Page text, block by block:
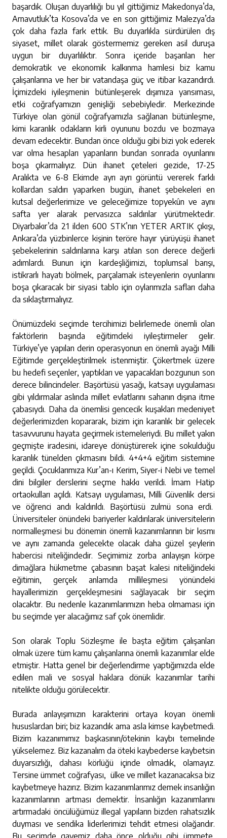
başardık. Oluşan duyarlılığı bu yıl gittiğimiz Makedonya’da,
Arnavutluk’ta Kosova’da ve en son gittiğimiz Malezya’da
çok daha fazla fark ettik. Bu duyarlıkla sürdürülen dış
siyaset, millet olarak göstermemiz gereken asil duruşa
uygun bir duyarlılıktır. Sonra içeride başarılan her
demokratik ve ekonomik kalkınma hamlesi biz kamu
çalışanlarına ve her bir vatandaşa güç ve itibar kazandırdı.
İçimizdeki iyileşmenin bütünleşerek dışımıza yansıması,
etki coğrafyamızın genişliği sebebiyledir. Merkezinde
Türkiye olan gönül coğrafyamızla sağlanan bütünleşme,
kimi karanlık odakların kirli oyununu bozdu ve bozmaya
devam edecektir. Bundan önce olduğu gibi bizi yok ederek
var olma hesapları yapanların bundan sonrada oyunlarını
boşa çıkarmalıyız. Dün ihanet çeteleri gezide, 17-25
Aralıkta ve 6-8 Ekimde ayrı ayrı görüntü vererek farklı
kollardan saldırı yaparken bugün, ihanet şebekeleri en
kutsal değerlerimize ve geleceğimize topyekûn ve aynı
safta yer alarak pervasızca saldırılar yürütmektedir.
Diyarbakır’da 21 ilden 600 STK’nın YETER ARTIK çıkışı,
Ankara’da yüzbinlerce kişinin teröre hayır yürüyüşü ihanet
şebekelerinin saldırılarına karşı atılan son derece değerli
adımlardı. Bunun için kardeşliğimizi, toplumsal barışı,
istikrarlı hayatı bölmek, parçalamak isteyenlerin oyunlarını
boşa çıkaracak bir siyasi tablo için oylarımızla safları daha
da sıklaştırmalıyız.
Önümüzdeki seçimde tercihimizi belirlemede önemli olan
faktörlerin başında eğitimdeki iyileştirmeler gelir.
Türkiye’ye yapılan derin operasyonun en önemli ayağı Milli
Eğitimde gerçekleştirilmek istenmiştir. Çökertmek üzere
bu hedefi seçenler, yaptıkları ve yapacakları bozgunun son
derece bilincindeler. Başörtüsü yasağı, katsayı uygulaması
gibi yıldırmalar aslında millet evlatlarını sahanın dışına itme
çabasıydı. Daha da önemlisi gencecik kuşakları medeniyet
değerlerimizden kopararak, bizim için karanlık bir gelecek
tasavvurunu hayata geçirmek istemeleriydi. Bu millet yakın
geçmişte iradesini, idareye dönüştürerek içine sokulduğu
karanlık tünelden çıkmasını bildi. 4+4+4 eğitim sistemine
geçildi. Çocuklarımıza Kur’an-ı Kerim, Siyer-i Nebi ve temel
dini bilgiler derslerini seçme hakkı verildi. İmam Hatip
ortaokulları açıldı. Katsayı uygulaması, Milli Güvenlik dersi
ve öğrenci andı kaldırıldı. Başörtüsü zulmü sona erdi.
Üniversiteler önündeki bariyerler kaldırılarak üniversitelerin
normalleşmesi bu dönemin önemli kazanımlarının bir kısmı
ve aynı zamanda gelecekte olacak daha güzel şeylerin
habercisi niteliğindedir. Seçimimiz zorba anlayışın körpe
dimağlara hükmetme çabasının başat kalesi niteliğindeki
eğitimin, gerçek anlamda millileşmesi yönündeki
hayallerimizin gerçekleşmesini sağlayacak bir seçim
olacaktır. Bu nedenle kazanımlarımızın heba olmaması için
bu seçimde yer alacağımız saf çok önemlidir.
Son olarak Toplu Sözleşme ile başta eğitim çalışanları
olmak üzere tüm kamu çalışanlarına önemli kazanımlar elde
etmiştir. Hatta genel bir değerlendirme yaptığımızda elde
edilen mali ve sosyal haklara dönük kazanımlar tarihi
nitelikte olduğu görülecektir.
Burada anlayışımızın karakterini ortaya koyan önemli
hususlardan biri; biz kazandık ama asla kimse kaybetmedi.
Bizim kazanımımız başkasının/ötekinin kaybı temelinde
yükselemez. Biz kazanalım da öteki kaybederse kaybetsin
duyarsızlığı, dahası körlüğü içinde olmadık, olamayız.
Tersine ümmet coğrafyası, ülke ve millet kazanacaksa biz
kaybetmeye hazırız. Bizim kazanımlarımız demek insanlığın
kazanımlarının artması demektir. İnsanlığın kazanımlarını
artırmadaki öncülüğümüz illegal yapıların bizden rahatsızlık
duyması ve sendika liderlerimizi tehdit etmesi olağandır.
Bu seçimde gayemiz daha önce olduğu gibi ümmete,